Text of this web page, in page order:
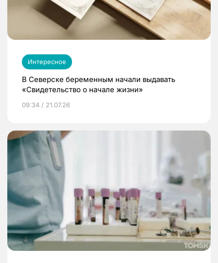
Интересное
В Северске беременным начали выдавать
«Свидетельство о начале жизни»
09:34 / 21.07.26